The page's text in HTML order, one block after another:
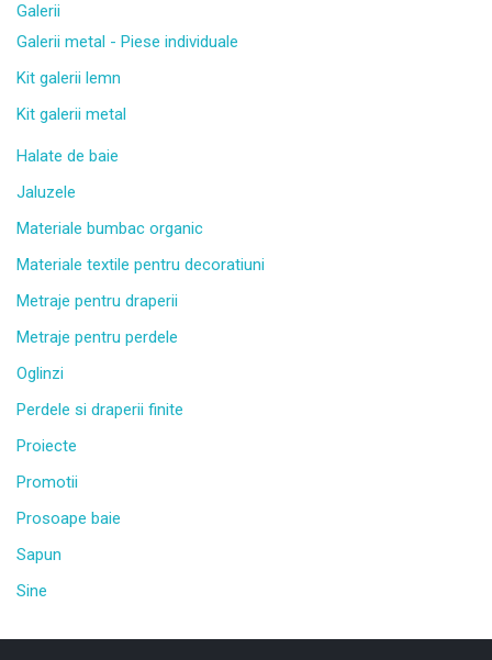
Galerii
Galerii metal - Piese individuale
Kit galerii lemn
Kit galerii metal
Halate de baie
Jaluzele
Materiale bumbac organic
Materiale textile pentru decoratiuni
Metraje pentru draperii
Metraje pentru perdele
Oglinzi
Perdele si draperii finite
Proiecte
Promotii
Prosoape baie
Sapun
Sine